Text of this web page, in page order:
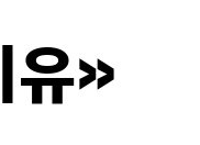
》